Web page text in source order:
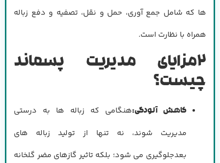
ها که شامل جمع آوری، حمل و نقل، تصفیه و دفع زباله
همراه با نظارت است.
2مزایای مدیریت پسماند
چیست؟
کاهش آلودگی:هنگامی که زباله ها به درستی
مدیریت شوند، نه تنها از تولید زباله های
بعدجلوگیری می شود؛ بلکه تاثیر گازهای مضر گلخانه